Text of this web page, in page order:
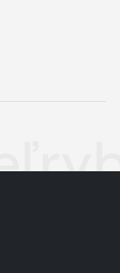
SVĚTLÝ/TMAVÝ REŽIM